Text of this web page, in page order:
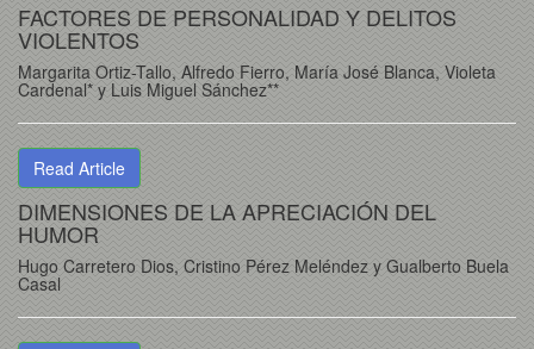
FACTORES DE PERSONALIDAD Y DELITOS
VIOLENTOS
Margarita Ortiz-Tallo, Alfredo Fierro, María José Blanca, Violeta
Cardenal* y Luis Miguel Sánchez**
Read Article
DIMENSIONES DE LA APRECIACIÓN DEL
HUMOR
Hugo Carretero Dios, Cristino Pérez Meléndez y Gualberto Buela
Casal